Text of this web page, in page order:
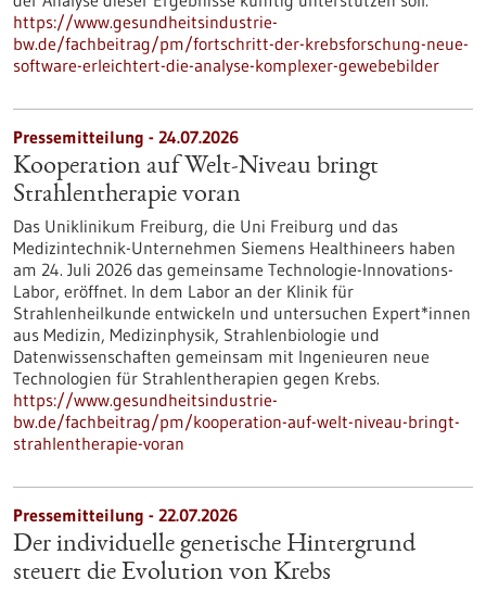
https://www.gesundheitsindustrie-
bw.de/fachbeitrag/pm/fortschritt-der-krebsforschung-neue-
software-erleichtert-die-analyse-komplexer-gewebebilder
Pressemitteilung - 24.07.2026
Kooperation auf Welt-Niveau bringt
Strahlentherapie voran
Das Uniklinikum Freiburg, die Uni Freiburg und das
Medizintechnik-Unternehmen Siemens Healthineers haben
am 24. Juli 2026 das gemeinsame Technologie-Innovations-
Labor, eröffnet. In dem Labor an der Klinik für
Strahlenheilkunde entwickeln und untersuchen Expert*innen
aus Medizin, Medizinphysik, Strahlenbiologie und
Datenwissenschaften gemeinsam mit Ingenieuren neue
Technologien für Strahlentherapien gegen Krebs.
https://www.gesundheitsindustrie-
bw.de/fachbeitrag/pm/kooperation-auf-welt-niveau-bringt-
strahlentherapie-voran
Pressemitteilung - 22.07.2026
Der individuelle genetische Hintergrund
steuert die Evolution von Krebs